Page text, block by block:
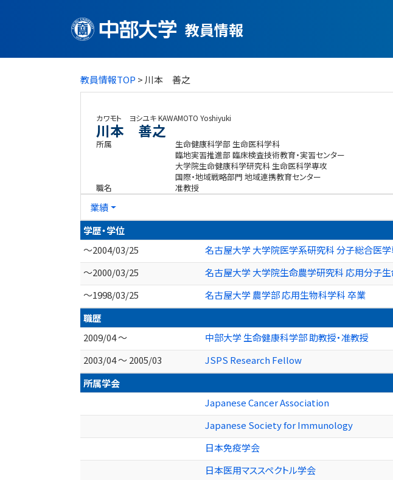
教員情報
教員情報TOP > 川本 善之
カワモト ヨシユキKAWAMOTO Yoshiyuki
川本 善之
所属
生命健康科学部 生命医科学科
臨地実習推進部 臨床検査技術教育・実習センター
大学院生命健康科学研究科 生命医科学専攻
国際・地域戦略部門 地域連携教育センター
職名
准教授
業績
学歴・学位
～2004/03/25
名古屋大学 大学院医学系研究科 分子総合医
～2000/03/25
名古屋大学 大学院生命農学研究科 応用分子
～1998/03/25
名古屋大学 農学部 応用生物科学科 卒業
職歴
2009/04 ～
中部大学 生命健康科学部 助教授・准教授
2003/04 ～ 2005/03
JSPS Research Fellow
所属学会
Japanese Cancer Association
Japanese Society for Immunology
日本免疫学会
日本医用マススペクトル学会